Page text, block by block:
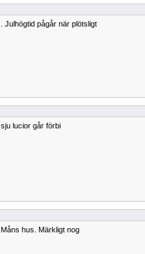
. Julhögtid pågår när plötsligt
sju lucior går förbi
Måns hus. Märkligt nog